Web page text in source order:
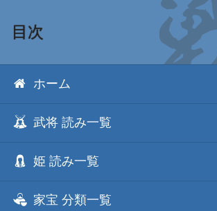
目次
ホーム
武将 読み一覧
姫 読み一覧
家宝 分類一覧